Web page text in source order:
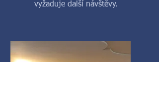
vyžaduje další návštěvy.